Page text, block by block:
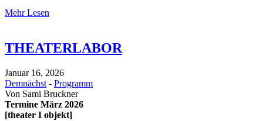
Mehr Lesen
THEATERLABOR
Januar 16, 2026
Demnächst - Programm
Von Sami Bruckner
Termine März 2026
[theater I objekt]